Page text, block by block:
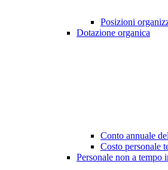
Posizioni
Dotazione organica
Conto annuale
Costo personale
Personale non a tempo